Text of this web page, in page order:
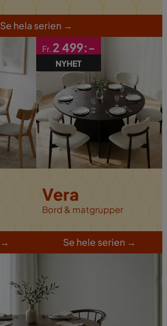
Se hela serien →
→
Fr. 2 499:-
NYHET
Vera
Bord & matgrupper
Se hele serien→